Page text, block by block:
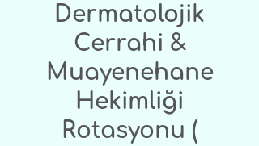
Dermatolojik
Cerrahi &
Muayenehane
Hekimliği
Rotasyonu (